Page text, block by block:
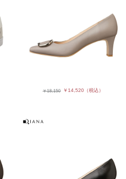
￥18,150 ￥14,520 （税込）